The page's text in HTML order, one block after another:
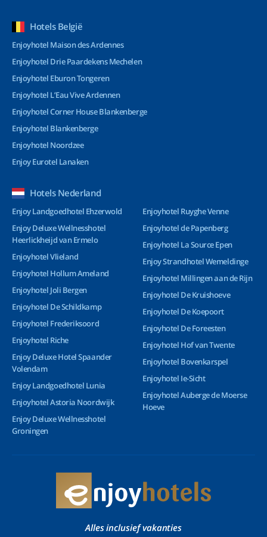
Hotels België
Enjoyhotel Maison des Ardennes
Enjoyhotel Drie Paardekens Mechelen
Enjoyhotel Eburon Tongeren
Enjoyhotel L’Eau Vive Ardennen
Enjoyhotel Corner House Blankenberge
Enjoyhotel Blankenberge
Enjoyhotel Noordzee
Enjoy Eurotel Lanaken
Hotels Nederland
Enjoy Landgoedhotel Ehzerwold
Enjoy Deluxe Wellnesshotel
Heerlickheijd van Ermelo
Enjoyhotel Vlieland
Enjoyhotel Hollum Ameland
Enjoyhotel Joli Bergen
Enjoyhotel De Schildkamp
Enjoyhotel Frederiksoord
Enjoyhotel Riche
Enjoy Deluxe Hotel Spaander
Volendam
Enjoy Landgoedhotel Lunia
Enjoyhotel Astoria Noordwijk
Enjoy Deluxe Wellnesshotel
Groningen
Enjoyhotel Ruyghe Venne
Enjoyhotel de Papenberg
Enjoyhotel La Source Epen
Enjoy Strandhotel Wemeldinge
Enjoyhotel Millingen aan de Rijn
Enjoyhotel De Kruishoeve
Enjoyhotel De Koepoort
Enjoyhotel De Foreesten
Enjoyhotel Hof van Twente
Enjoyhotel Bovenkarspel
Enjoyhotel Ie-Sicht
Enjoyhotel Auberge de Moerse
Hoeve
Alles inclusief vakanties